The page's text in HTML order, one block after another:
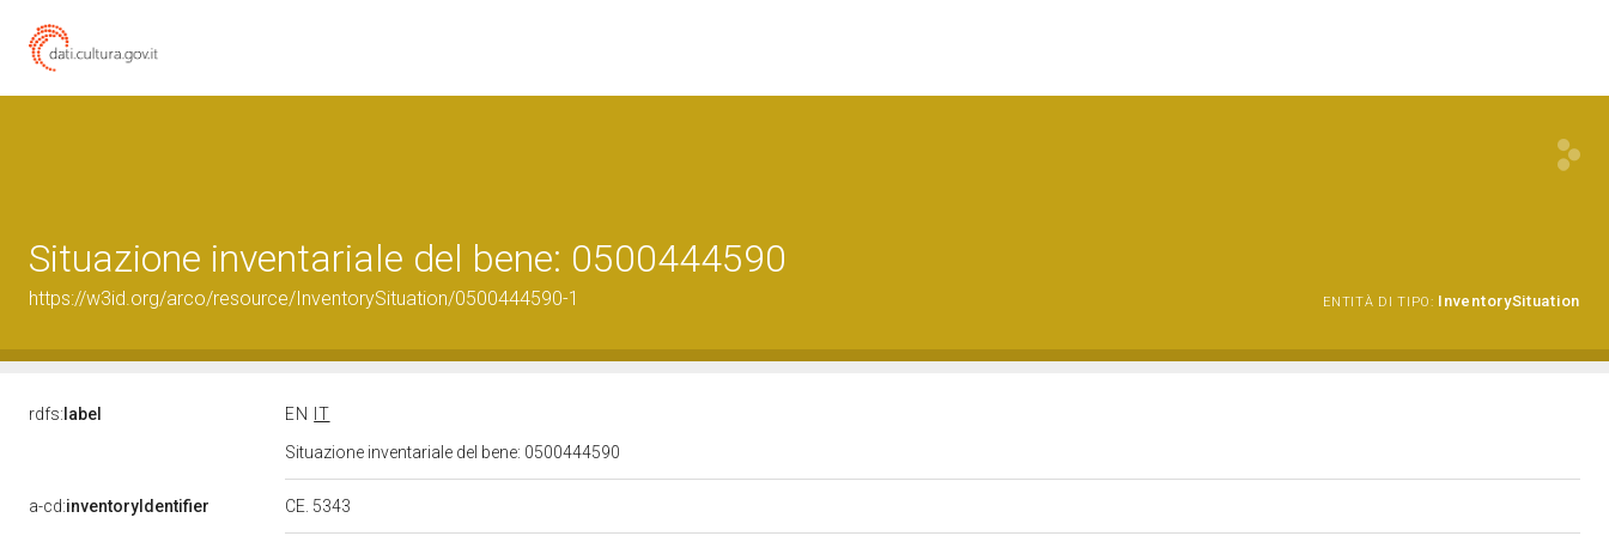
Situazione inventariale del bene: 0500444590
https://w3id.org/arco/resource/InventorySituation/0500444590-1 ENTITÀ DI TIPO: InventorySituation
rdfs: label EN
IT
Situazione inventariale del bene: 0500444590
a-cd:inventoryIdentifier CE. 5343